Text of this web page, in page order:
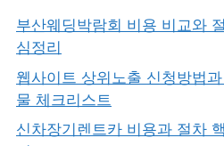
부산웨딩박람회 비용 비교와
심정리
웹사이트 상위노출 신청방법
물 체크리스트
신차장기렌트카 비용과 절차